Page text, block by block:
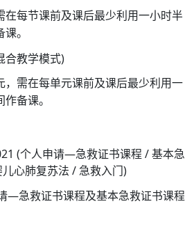
在每节课前及课后最少利用一小时半
。
合教学模式)
，需在每单元课前及课后最少利用一
备课。
(个人申请—急救证书课程 / 基本急
心肺复苏法 / 急救入门)
—急救证书课程及基本急救证书课程
翰
第
二
期
圣
约